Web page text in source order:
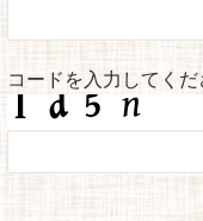
コードを入力してくだ